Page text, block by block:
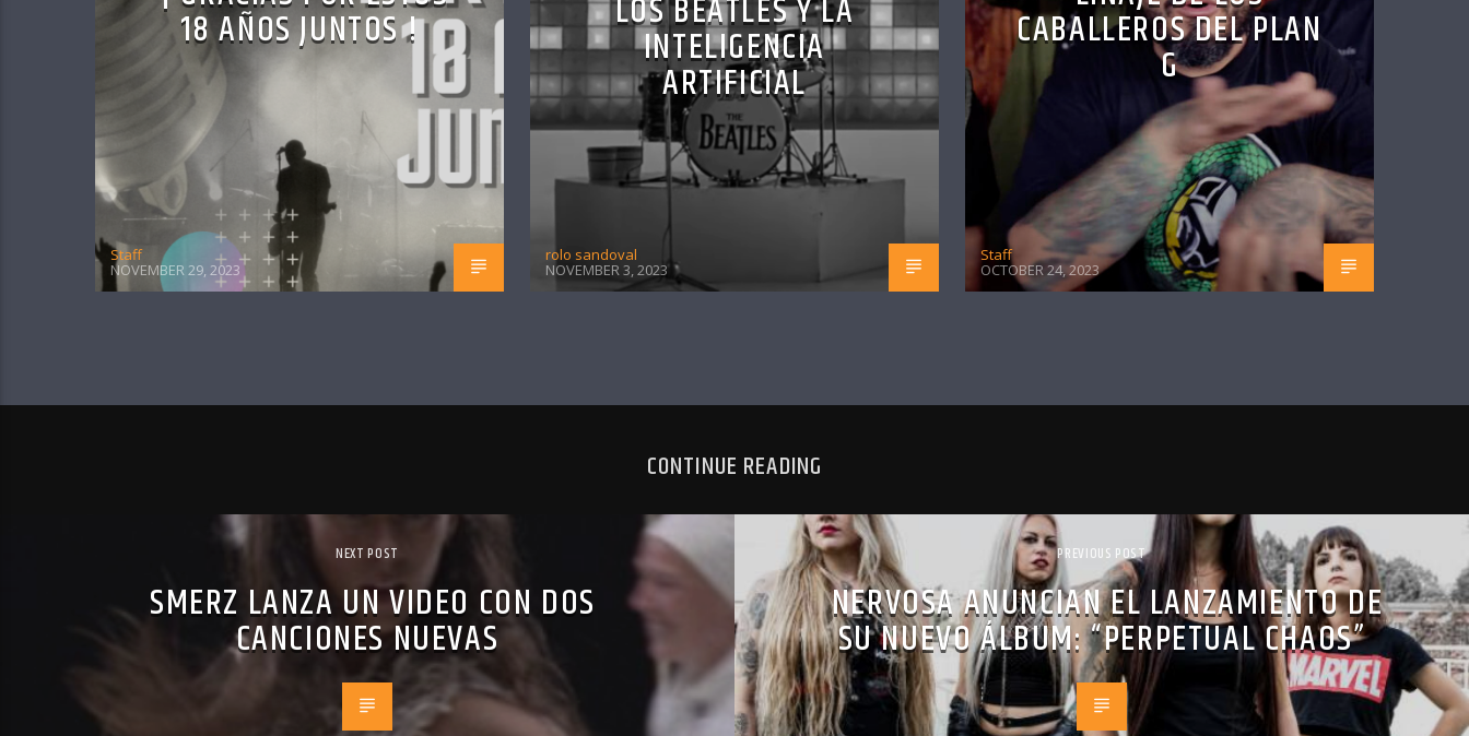
18 AÑOS JUNTOS !
Staff
NOVEMBER 29, 2023
LOS BEATLES Y LA
INTELIGENCIA
ARTIFICIAL
rolo sandoval
NOVEMBER 3, 2023
CABALLEROS DEL PLAN
G
Staff
OCTOBER 24, 2023
CONTINUE READING
NEXT POST
SMERZ LANZA UN VIDEO CON DOS
CANCIONES NUEVAS
PREVIOUS POST
NERVOSA ANUNCIAN EL LANZAMIENTO DE
SU NUEVO ÁLBUM: “PERPETUAL CHAOS”